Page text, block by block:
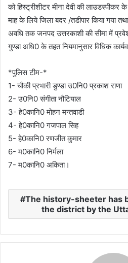
को हिस्ट्रीशीटर मीना देवी की
माह के लिये जिला बदर /तडीपार किया गया
अवधि तक जनपद उत्तरकाशी की सीमा में
गुण्डा अधि0 के तहत नियमानुसार विधिक
*पुलिस टीम-*
1- चौकी प्रभारी डुण्डा उ0नि0 प्रकाश राणा
2- उ0नि0 संगीता नौटियाल
3- हे0कानि0 मोहन मन्तवाडी
4- हे0कानि0 गजपाल सिह
5- हे0कानि0 रणजीत कुमार
6- म0कानि0 निर्मला
7- म0कानि0 अकिता।
The history-sheeter has
the district by the